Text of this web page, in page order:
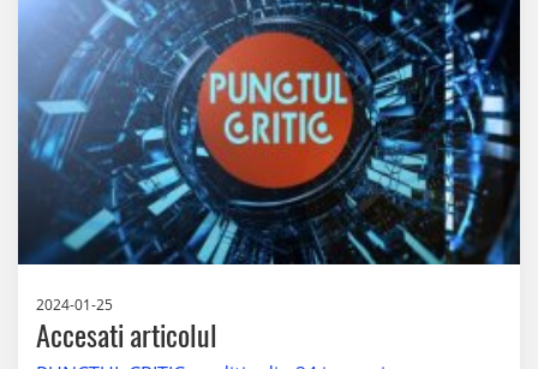
2024-01-25
Accesati articolul